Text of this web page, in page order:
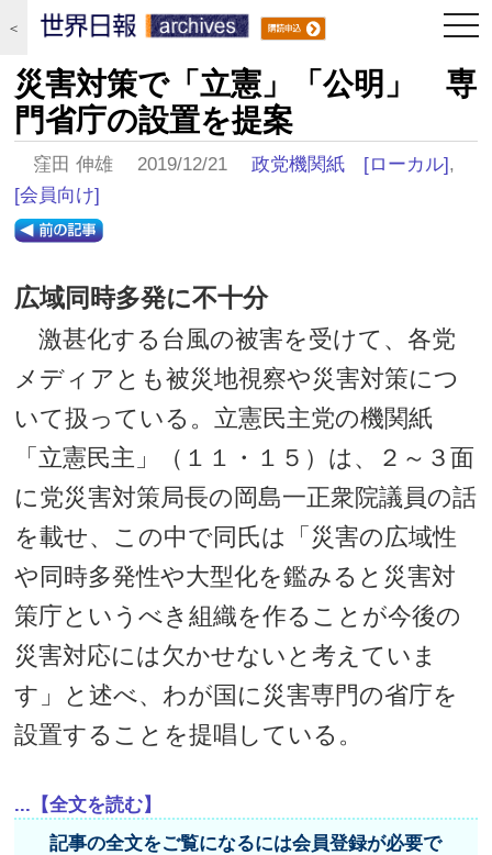
＜
災害対策で「立憲」「公明」 専
門省庁の設置を提案
窪田 伸雄 2019/12/21政党機関紙 [ローカル],
[会員向け]
広域同時多発に不十分
激甚化する台風の被害を受けて、各党
メディアとも被災地視察や災害対策につ
いて扱っている。立憲民主党の機関紙
「立憲民主」（１１・１５）は、２～３面
に党災害対策局長の岡島一正衆院議員の話
を載せ、この中で同氏は「災害の広域性
や同時多発性や大型化を鑑みると災害対
策庁というべき組織を作ることが今後の
災害対応には欠かせないと考えていま
す」と述べ、わが国に災害専門の省庁を
設置することを提唱している。
...【全文を読む】
記事の全文をご覧になるには会員登録が必要で